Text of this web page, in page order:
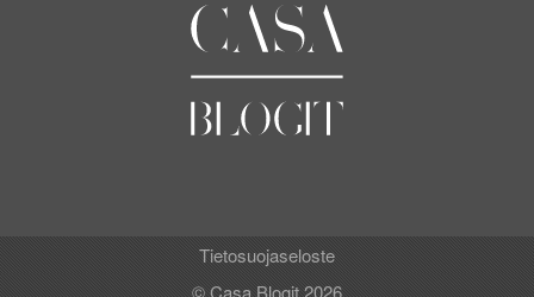
Tietosuojaseloste
© Casa Blogit 2026